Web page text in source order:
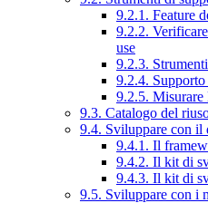
9.2.1. Feature
9.2.2.
use
9.2.3.
9.2.4.
9.2.5. Misurare
9.3. Catalogo del
9.4. Sviluppare con il
9.4.1. Il
9.4.2. Il kit di
9.4.3. Il kit di
9.5. Sviluppare con i